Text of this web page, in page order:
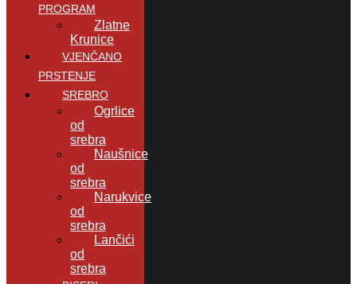
PROGRAM
Zlatne
Krunice
VJENČANO
PRSTENJE
SREBRO
Ogrlice
od
srebra
Naušnice
od
srebra
Narukvice
od
srebra
Lančići
od
srebra